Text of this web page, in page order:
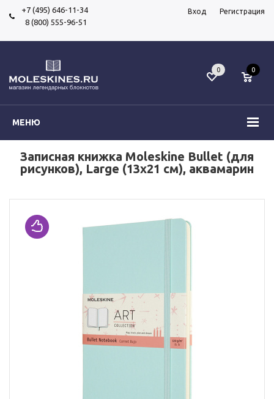
+7 (495) 646-11-34
8 (800) 555-96-51
Вход Регистрация
МЕНЮ
0 0
Записная книжка Moleskine Bullet (для
рисунков), Large (13х21 см), аквамарин